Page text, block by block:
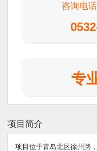
咨询电
专
项目简介
项目位于青岛北区徐州路